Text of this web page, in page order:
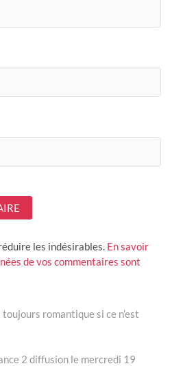
les indésirables. En savoir
de vos commentaires sont
romantique si ce n’est
2 diffusion le mercredi 19